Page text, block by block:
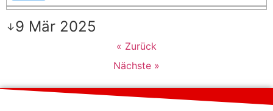
↓9 Mär 2025
« Zurück
Nächste »